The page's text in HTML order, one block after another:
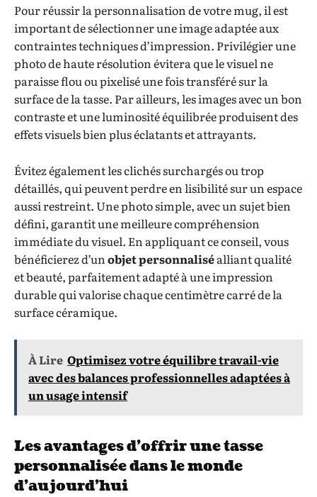
Pour réussir la personnalisation de votre mug, il est
important de sélectionner une image adaptée aux
contraintes techniques d’impression. Privilégier une
photo de haute résolution évitera que le visuel ne
paraisse flou ou pixelisé une fois transféré sur la
surface de la tasse. Par ailleurs, les images avec un bon
contraste et une luminosité équilibrée produisent des
effets visuels bien plus éclatants et attrayants.
Évitez également les clichés surchargés ou trop
détaillés, qui peuvent perdre en lisibilité sur un espace
aussi restreint. Une photo simple, avec un sujet bien
défini, garantit une meilleure compréhension
immédiate du visuel. En appliquant ce conseil, vous
bénéficierez d’unobjet personnaliséalliant qualité
et beauté, parfaitement adapté à une impression
durable qui valorise chaque centimètre carré de la
surface céramique.
À Lire Optimisez votre équilibre travail-vie
avec des balances professionnelles adaptées à
un usage intensif
Les avantages d’offrir une tasse
personnalisée dans le monde
d’aujourd’hui